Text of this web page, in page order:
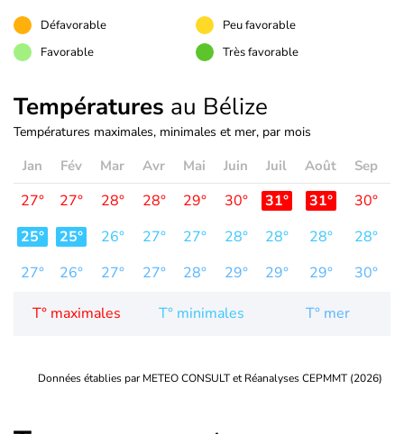
Défavorable
Peu favorable
Favorable
Très favorable
Températures au Bélize
Températures maximales, minimales et mer, par mois
Jan Fév Mar Avr Mai Juin Juil Août Sep
27° 27° 28° 28° 29° 30° 31° 31° 30°
25°
25° 26° 27° 27° 28° 28° 28° 28°
27°
26° 27° 27° 28° 29° 29° 29° 30°
T° maximales T° minimales T° mer
Données établies par METEO CONSULT et Réanalyses CEPMMT (2026)